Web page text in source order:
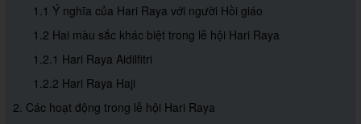
1.1 Ý nghĩa của Hari Raya với người Hồi giáo
1.2 Hai màu sắc khác biệt trong lễ hội Hari Raya
1.2.1 Hari Raya Aidilfitri
1.2.2 Hari Raya Haji
2. Các hoạt động trong lễ hội Hari Raya